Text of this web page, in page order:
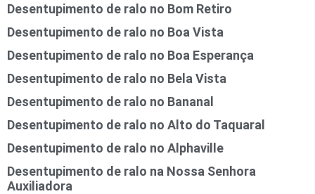
Desentupimento de ralo no Bom Retiro
Desentupimento de ralo no Boa Vista
Desentupimento de ralo no Boa Esperança
Desentupimento de ralo no Bela Vista
Desentupimento de ralo no Bananal
Desentupimento de ralo no Alto do Taquaral
Desentupimento de ralo no Alphaville
Desentupimento de ralo na Nossa Senhora
Auxiliadora